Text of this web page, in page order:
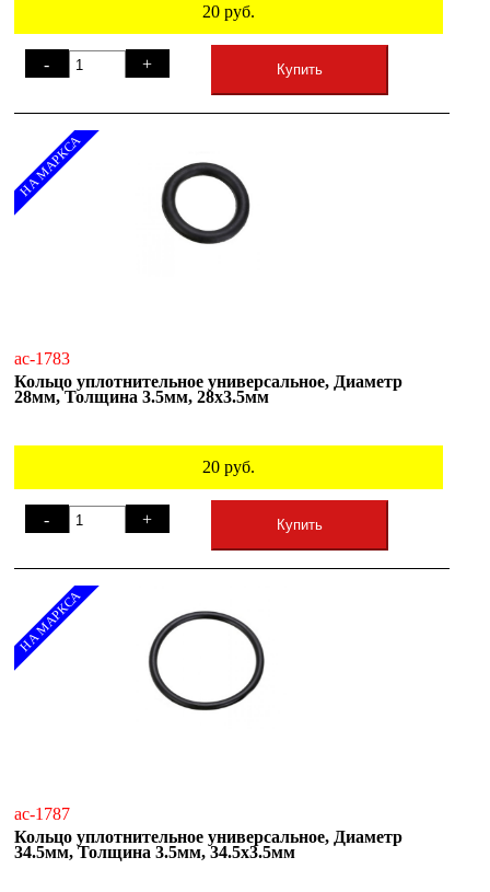
20 руб.
- + Купить
НА МАРКСА
ac-1783
Кольцо уплотнительное универсальное, Диаметр
28мм, Толщина 3.5мм, 28х3.5мм
20 руб.
- + Купить
НА МАРКСА
ac-1787
Кольцо уплотнительное универсальное, Диаметр
34.5мм, Толщина 3.5мм, 34.5х3.5мм